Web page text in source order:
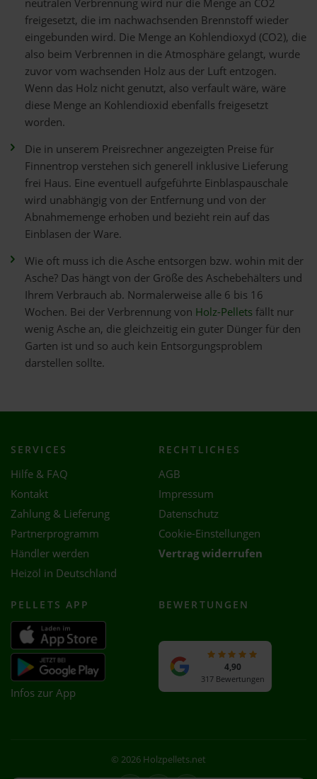
neutralen Verbrennung wird nur die Menge an CO2
freigesetzt, die im nachwachsenden Brennstoff wieder
eingebunden wird. Die Menge an Kohlendioxyd (CO2), die
also beim Verbrennen in die Atmosphäre gelangt, wurde
zuvor vom wachsenden Holz aus der Luft entzogen.
Wenn das Holz nicht genutzt, also verfault wäre, wäre
diese Menge an Kohlendioxid ebenfalls freigesetzt
worden.
Die in unserem Preisrechner angezeigten Preise für
Finnentrop verstehen sich generell inklusive Lieferung
frei Haus. Eine eventuell aufgeführte Einblaspauschale
wird unabhängig von der Entfernung und von der
Abnahmemenge erhoben und bezieht rein auf das
Einblasen der Ware.
Wie oft muss ich die Asche entsorgen bzw. wohin mit der
Asche? Das hängt von der Größe des Aschebehälters und
Ihrem Verbrauch ab. Normalerweise alle 6 bis 16
Wochen. Bei der Verbrennung von Holz-Pelletsfällt nur
wenig Asche an, die gleichzeitig ein guter Dünger für den
Garten ist und so auch kein Entsorgungsproblem
darstellen sollte.
SERVICES
Hilfe & FAQ
Kontakt
Zahlung & Lieferung
Partnerprogramm
Händler werden
Heizöl in Deutschland
RECHTLICHES
AGB
Impressum
Datenschutz
Cookie-Einstellungen
Vertrag widerrufen
PELLETS APP
Infos zur App
BEWERTUNGEN
4,90
317 Bewertungen
© 2026 Holzpellets.net